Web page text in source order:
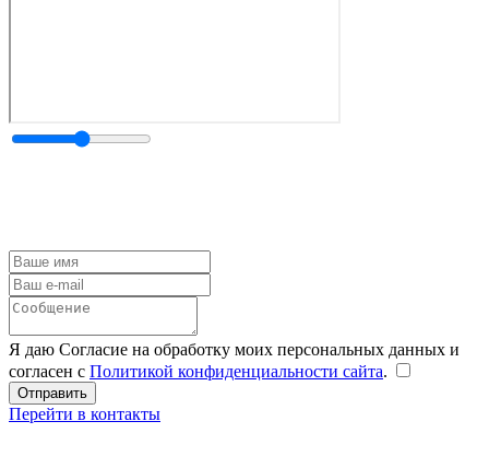
Я даю Согласие на обработку моих персональных данных и
согласен с Политикой конфиденциальности сайта.
Перейти в контакты